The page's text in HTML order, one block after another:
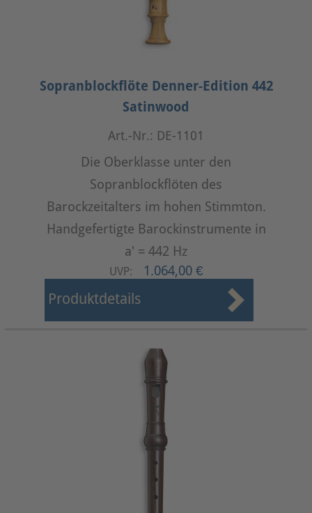
Sopranblockflöte Denner-Edition 442
Satinwood
Art.-Nr.: DE-1101
Die Oberklasse unter den
Sopranblockflöten des
Barockzeitalters im hohen Stimmton.
Handgefertigte Barockinstrumente in
a' = 442 Hz
UVP: 1.064,00 €
Produktdetails